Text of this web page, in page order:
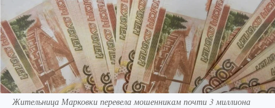
Жительница Марковки перевела мошенникам почти 3 миллиона